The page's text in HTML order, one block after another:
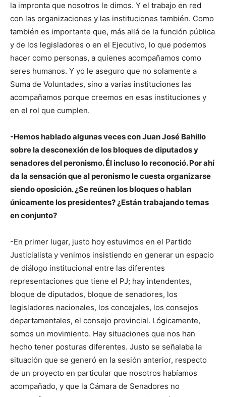
la impronta que nosotros le dimos. Y el trabajo en red
con las organizaciones y las instituciones también. Como
también es importante que, más allá de la función pública
y de los legisladores o en el Ejecutivo, lo que podemos
hacer como personas, a quienes acompañamos como
seres humanos. Y yo le aseguro que no solamente a
Suma de Voluntades, sino a varias instituciones las
acompañamos porque creemos en esas instituciones y
en el rol que cumplen.
-Hemos hablado algunas veces con Juan José Bahillo
sobre la desconexión de los bloques de diputados y
senadores del peronismo. Él incluso lo reconoció. Por ahí
da la sensación que al peronismo le cuesta organizarse
siendo oposición. ¿Se reúnen los bloques o hablan
únicamente los presidentes? ¿Están trabajando temas
en conjunto?
-En primer lugar, justo hoy estuvimos en el Partido
Justicialista y venimos insistiendo en generar un espacio
de diálogo institucional entre las diferentes
representaciones que tiene el PJ; hay intendentes,
bloque de diputados, bloque de senadores, los
legisladores nacionales, los concejales, los consejos
departamentales, el consejo provincial. Lógicamente,
somos un movimiento. Hay situaciones que nos han
hecho tener posturas diferentes. Justo se señalaba la
situación que se generó en la sesión anterior, respecto
de un proyecto en particular que nosotros habíamos
acompañado, y que la Cámara de Senadores no